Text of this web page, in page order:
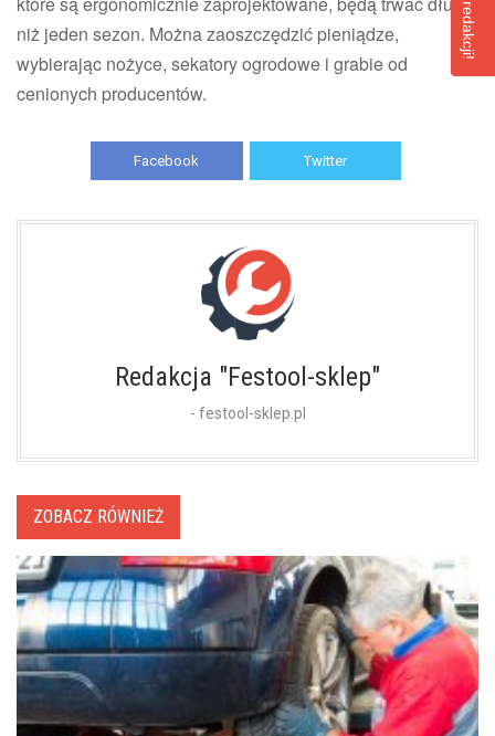
niż jeden sezon. Można zaoszczędzić pieniądze,
wybierając nożyce, sekatory ogrodowe i grabie od
cenionych producentów.
Facebook Twitter
Redakcja "Festool-sklep"
- festool-sklep.pl
ZOBACZ RÓWNIEŻ